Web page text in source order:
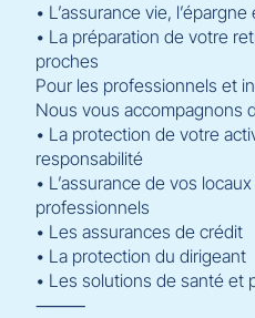
• L’assurance vie,
• La préparation de votre
proches
Pour les professionnels et
Nous vous accompagnons
• La protection de votre
responsabilité
• L’assurance de vos
professionnels
• Les assurances de crédit
• La protection du dirigeant
• Les solutions de santé et
⸻